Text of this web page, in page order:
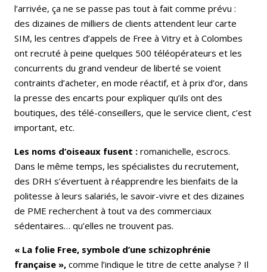
l’arrivée, ça ne se passe pas tout à fait comme prévu :
des dizaines de milliers de clients attendent leur carte
SIM, les centres d’appels de Free à Vitry et à Colombes
ont recruté à peine quelques 500 téléopérateurs et les
concurrents du grand vendeur de liberté se voient
contraints d’acheter, en mode réactif, et à prix d’or, dans
la presse des encarts pour expliquer qu’ils ont des
boutiques, des télé-conseillers, que le service client, c’est
important, etc.
Les noms d’oiseaux fusent : romanichelle, escrocs.
Dans le même temps, les spécialistes du recrutement,
des DRH s’évertuent à réapprendre les bienfaits de la
politesse à leurs salariés, le savoir-vivre et des dizaines
de PME recherchent à tout va des commerciaux
sédentaires… qu’elles ne trouvent pas.
« La folie Free, symbole d’une schizophrénie
française », comme l’indique le titre de cette analyse ? Il